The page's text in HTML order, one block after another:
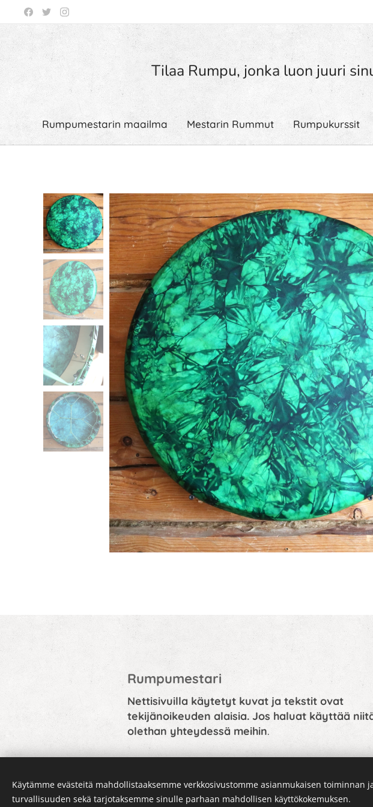
Tilaa Rumpu, jonka luon juuri
Rumpumestarin maailma Mestarin Rummut Rumpukurssit
Rumpumestari
Nettisivuilla käytetyt kuvat ja tekstit ovat
tekijänoikeuden alaisia. Jos haluat käyttää
olethan yhteydessä meihin.
Käytämme evästeitä mahdollistaaksemme verkkosivustomme asianmukaisen toiminnan
turvallisuuden sekä tarjotaksemme sinulle parhaan mahdollisen käyttökokemuksen.